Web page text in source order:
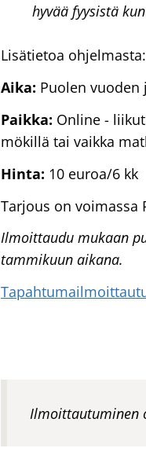
hyvää fyysistä
Lisätietoa ohjelmasta:
Aika: Puolen vuoden
Paikka: Online -
mökillä tai vaikka
Hinta: 10 euroa/6 kk
Tarjous on voimassa
Ilmoittaudu mukaan
tammikuun aikana.
Ilmoittautuminen